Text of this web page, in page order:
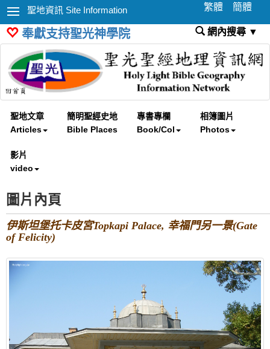
聖地資訊 Site Information 繁體 簡體
奉獻支持聖光神學院 網內搜尋 ▼
聖地文章
Articles
簡明聖經史地
Bible Places
專書專欄
Book/Col
相簿圖片
Photos
影片
video
圖片內頁
伊斯坦堡托卡皮宮Topkapi Palace, 幸福門另一景(Gate
of Felicity)